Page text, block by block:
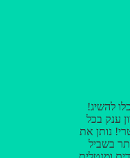
להשיג!
ענק בכל
נותן את
בשביל